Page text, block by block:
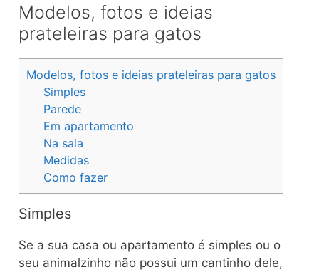
Modelos, fotos e ideias
prateleiras para gatos
Modelos, fotos e ideias prateleiras para gatos
Simples
Parede
Em apartamento
Na sala
Medidas
Como fazer
Simples
Se a sua casa ou apartamento é simples ou o
seu animalzinho não possui um cantinho dele,